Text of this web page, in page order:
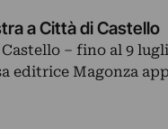
a Città di Castello
– fino al 9
editrice Magonza